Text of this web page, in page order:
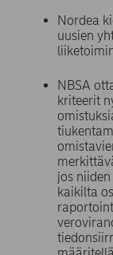
Nordea
uusien
NBSA
kriteerit
jos
kaikilta